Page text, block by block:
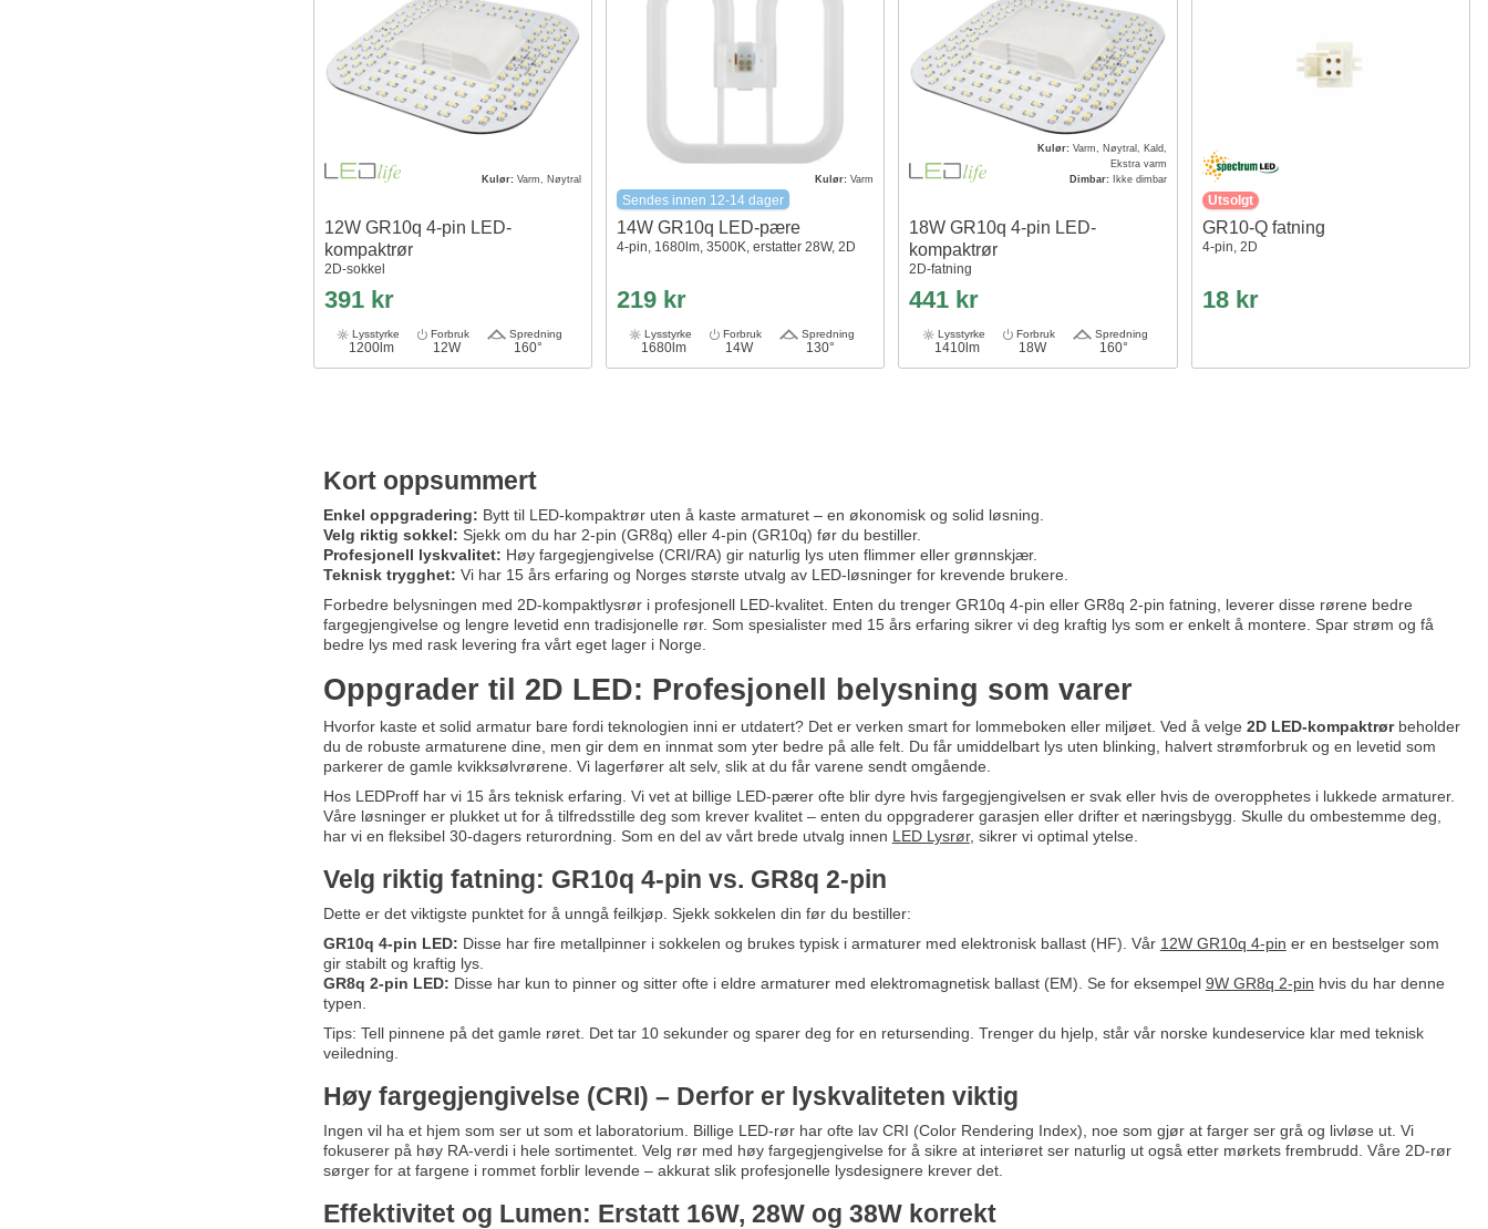
Kulør:Varm, Nøytral
12W GR10q 4-pin LED-
kompaktrør
2D-sokkel
391 kr
Lysstyrke
1200lm
Forbruk
12W
Spredning
160°
Kulør:Varm
Sendes innen 12-14 dager
14W GR10q LED-pære
4-pin, 1680lm, 3500K, erstatter 28W, 2D
219 kr
Lysstyrke
1680lm
Forbruk
14W
Spredning
130°
Kulør: Varm, Nøytral, Kald,
Ekstra varm
Dimbar: Ikke dimbar
18W GR10q 4-pin LED-
kompaktrør
2D-fatning
441 kr
Lysstyrke
1410lm
Forbruk
18W
Spredning
160°
Utsolgt
GR10-Q fatning
4-pin, 2D
18 kr
Kort oppsummert
Enkel oppgradering: Bytt til LED-kompaktrør uten å kaste armaturet – en økonomisk og solid løsning.
Velg riktig sokkel: Sjekk om du har 2-pin (GR8q) eller 4-pin (GR10q) før du bestiller.
Profesjonell lyskvalitet: Høy fargegjengivelse (CRI/RA) gir naturlig lys uten flimmer eller grønnskjær.
Teknisk trygghet: Vi har 15 års erfaring og Norges største utvalg av LED-løsninger for krevende brukere.
Forbedre belysningen med 2D-kompaktlysrør i profesjonell LED-kvalitet. Enten du trenger GR10q 4-pin eller GR8q 2-pin fatning, leverer disse rørene bedre
fargegjengivelse og lengre levetid enn tradisjonelle rør. Som spesialister med 15 års erfaring sikrer vi deg kraftig lys som er enkelt å montere. Spar strøm og få
bedre lys med rask levering fra vårt eget lager i Norge.
Oppgrader til 2D LED: Profesjonell belysning som varer
Hvorfor kaste et solid armatur bare fordi teknologien inni er utdatert? Det er verken smart for lommeboken eller miljøet. Ved å velge 2D LED-kompaktrørbeholder
du de robuste armaturene dine, men gir dem en innmat som yter bedre på alle felt. Du får umiddelbart lys uten blinking, halvert strømforbruk og en levetid som
parkerer de gamle kvikksølvrørene. Vi lagerfører alt selv, slik at du får varene sendt omgående.
Hos LEDProff har vi 15 års teknisk erfaring. Vi vet at billige LED-pærer ofte blir dyre hvis fargegjengivelsen er svak eller hvis de overopphetes i lukkede armaturer.
Våre løsninger er plukket ut for å tilfredsstille deg som krever kvalitet – enten du oppgraderer garasjen eller drifter et næringsbygg. Skulle du ombestemme deg,
har vi en fleksibel 30-dagers returordning. Som en del av vårt brede utvalg innen LED Lysrør, sikrer vi optimal ytelse.
Velg riktig fatning: GR10q 4-pin vs. GR8q 2-pin
Dette er det viktigste punktet for å unngå feilkjøp. Sjekk sokkelen din før du bestiller:
GR10q 4-pin LED: Disse har fire metallpinner i sokkelen og brukes typisk i armaturer med elektronisk ballast (HF). Vår 12W GR10q 4-pin er en bestselger som
gir stabilt og kraftig lys.
GR8q 2-pin LED: Disse har kun to pinner og sitter ofte i eldre armaturer med elektromagnetisk ballast (EM). Se for eksempel 9W GR8q 2-pin hvis du har denne
typen.
Tips: Tell pinnene på det gamle røret. Det tar 10 sekunder og sparer deg for en retursending. Trenger du hjelp, står vår norske kundeservice klar med teknisk
veiledning.
Høy fargegjengivelse (CRI) – Derfor er lyskvaliteten viktig
Ingen vil ha et hjem som ser ut som et laboratorium. Billige LED-rør har ofte lav CRI (Color Rendering Index), noe som gjør at farger ser grå og livløse ut. Vi
fokuserer på høy RA-verdi i hele sortimentet. Velg rør med høy fargegjengivelse for å sikre at interiøret ser naturlig ut også etter mørkets frembrudd. Våre 2D-rør
sørger for at fargene i rommet forblir levende – akkurat slik profesjonelle lysdesignere krever det.
Effektivitet og Lumen: Erstatt 16W, 28W og 38W korrekt